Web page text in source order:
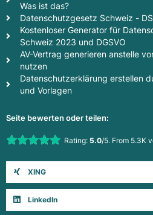
Was ist das?
Datenschutzgesetz Schweiz -
Kostenloser Generator für
Schweiz 2023 und DGSVO
AV-Vertrag generieren anstelle
nutzen
Datenschutzerklärung erstellen
und Vorlagen
Seite bewerten oder teilen:
Rate this item:Rating: 5.0/5. From 5.3K
XING
LinkedIn